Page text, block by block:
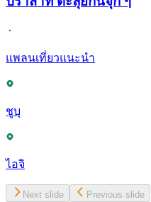
แพลนเที่ยวแนะนำ
ชูบุ
ไอจิ
Next slide Previous slide